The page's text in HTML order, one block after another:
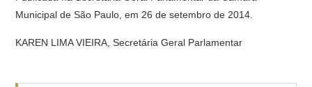
Municipal de São Paulo, em 26 de setembro de 2014.
KAREN LIMA VIEIRA, Secretária Geral Parlamentar